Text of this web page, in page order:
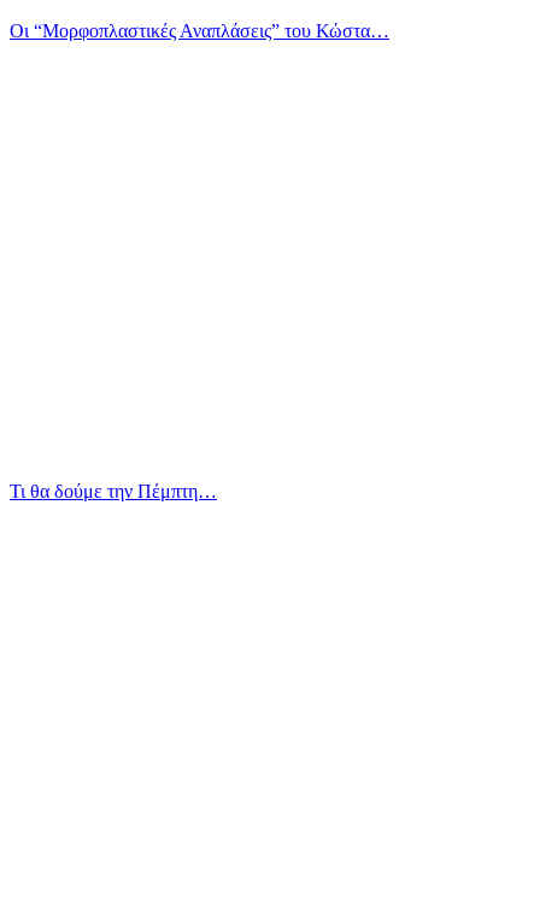
Οι “Μορφοπλαστικές Αναπλάσεις” του Κώστα…
Τι θα δούμε την Πέμπτη…